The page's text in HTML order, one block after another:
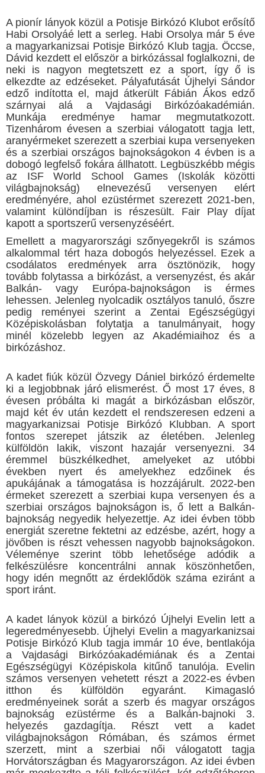
A pionír lányok közül a Potisje Birkózó Klubot erősítő
Habi Orsolyáé lett a serleg. Habi Orsolya már 5 éve
a magyarkanizsai Potisje Birkózó Klub tagja. Öccse,
Dávid kezdett el először a birkózással foglalkozni, de
neki is nagyon megtetszett ez a sport, így ő is
elkezdte az edzéseket. Pályafutását Újhelyi Sándor
edző indította el, majd átkerült Fábián Ákos edző
szárnyai alá a Vajdasági Birkózóakadémián.
Munkája eredménye hamar megmutatkozott.
Tizenhárom évesen a szerbiai válogatott tagja lett,
aranyérmeket szerezett a szerbiai kupa versenyeken
és a szerbiai országos bajnokságokon 4 évben is a
dobogó legfelső fokára állhatott. Legbüszkébb mégis
az ISF World School Games (Iskolák közötti
világbajnokság) elnevezésű versenyen elért
eredményére, ahol ezüstérmet szerezett 2021-ben,
valamint különdíjban is részesült. Fair Play díjat
kapott a sportszerű versenyzéséért.
Emellett a magyarországi szőnyegekről is számos
alkalommal tért haza dobogós helyezéssel. Ezek a
csodálatos eredmények arra ösztönözik, hogy
tovább folytassa a birkózást, a versenyzést, és akár
Balkán- vagy Európa-bajnokságon is érmes
lehessen. Jelenleg nyolcadik osztályos tanuló, őszre
pedig reményei szerint a Zentai Egészségügyi
Középiskolásban folytatja a tanulmányait, hogy
minél közelebb legyen az Akadémiaihoz és a
birkózáshoz.
A kadet fiúk közül Özvegy Dániel birkózó érdemelte
ki a legjobbnak járó elismerést. Ő most 17 éves, 8
évesen próbálta ki magát a birkózásban először,
majd két év után kezdett el rendszeresen edzeni a
magyarkanizsai Potisje Birkózó Klubban. A sport
fontos szerepet játszik az életében. Jelenleg
külföldön lakik, viszont hazajár versenyezni. 34
éremmel büszkélkedhet, amelyeket az utóbbi
években nyert és amelyekhez edzőinek és
apukájának a támogatása is hozzájárult. 2022-ben
érmeket szerezett a szerbiai kupa versenyen és a
szerbiai országos bajnokságon is, ő lett a Balkán-
bajnokság negyedik helyezettje. Az idei évben több
energiát szeretne fektetni az edzésbe, azért, hogy a
jövőben is részt vehessen nagyobb bajnokságokon.
Véleménye szerint több lehetősége adódik a
felkészülésre koncentrálni annak köszönhetően,
hogy idén megnőtt az érdeklődök száma eziránt a
sport iránt.
A kadet lányok közül a birkózó Újhelyi Evelin lett a
legeredményesebb. Újhelyi Evelin a magyarkanizsai
Potisje Birkózó Klub tagja immár 10 éve, bentlakója
a Vajdasági Birkózóakadémiának és a Zentai
Egészségügyi Középiskola kitűnő tanulója. Evelin
számos versenyen vehetett részt a 2022-es évben
itthon és külföldön egyaránt. Kimagasló
eredményeinek sorát a szerb és magyar országos
bajnokság ezüstérme és a Balkán-bajnoki 3.
helyezés gazdagítja. Részt vett a kadet
világbajnokságon Rómában, és számos érmet
szerzett, mint a szerbiai női válogatott tagja
Horvátországban és Magyarországon. Az idei évben